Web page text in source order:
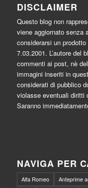
DISCLAIMER
Questo blog non
viene aggiornato senza
considerarsi un
7.03.2001. L’autore del
commenti ai post, nè
immagini inseriti in
considerati di pubblico
violasse eventuali diritti
Saranno
NAVIGA PER
Alfa Romeo Anteprime